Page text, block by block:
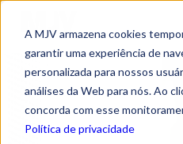
A MJV armazena cookies
garantir uma experiência de
personalizada para nossos
análises da Web para nós. Ao
concorda com esse
Política de privacidade